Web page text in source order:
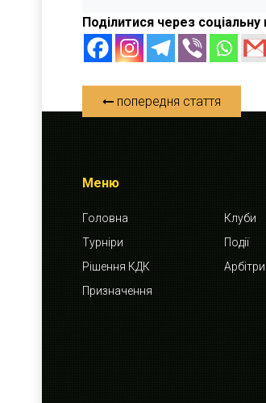
Поділитися через
попередня стаття
Меню
Головна
Клуби
Турніри
Події
Рішення КДК
Призначення